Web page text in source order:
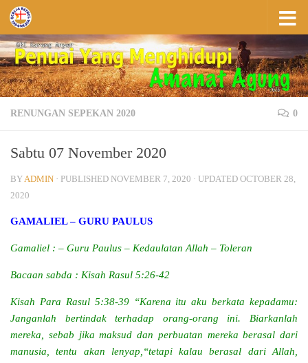
Skip to content
RENUNGAN SEPEKAN 2020 0
Sabtu 07 November 2020
BYADMIN · PUBLISHED NOVEMBER 7, 2020 · UPDATED OCTOBER 28,
2020
GAMALIEL – GURU PAULUS
Gamaliel : – Guru Paulus – Kedaulatan Allah – Toleran
Bacaan sabda : Kisah Rasul 5:26-42
Kisah Para Rasul 5:38-39 “Karena itu aku berkata kepadamu:
Janganlah bertindak terhadap orang-orang ini. Biarkanlah
mereka, sebab jika maksud dan perbuatan mereka berasal dari
manusia, tentu akan lenyap,“tetapi kalau berasal dari Allah,